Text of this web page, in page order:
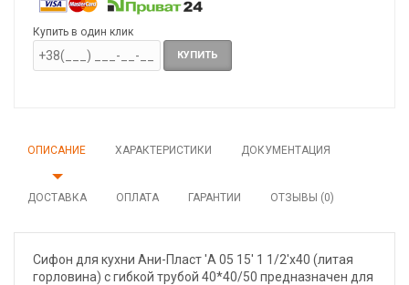
Купить в один клик
КУПИТЬ
ОПИСАНИЕ ХАРАКТЕРИСТИКИ ДОКУМЕНТАЦИЯ
ДОСТАВКА ОПЛАТА ГАРАНТИИ ОТЗЫВЫ (0)
Сифон для кухни Ани-Пласт 'А 05 15' 1 1/2'х40 (литая
горловина) с гибкой трубой 40*40/50 предназначен для